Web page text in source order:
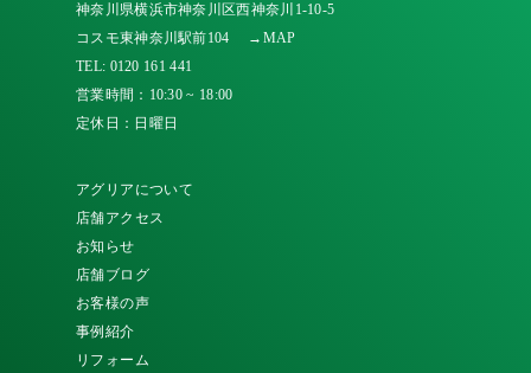
神奈川県横浜市神奈川区西神奈川1-10-5
コスモ東神奈川駅前104
→MAP
TEL: 0120 161 441
営業時間：10:30 ~ 18:00
定休日：日曜日
アグリアについて
店舗アクセス
お知らせ
店舗ブログ
お客様の声
事例紹介
リフォーム